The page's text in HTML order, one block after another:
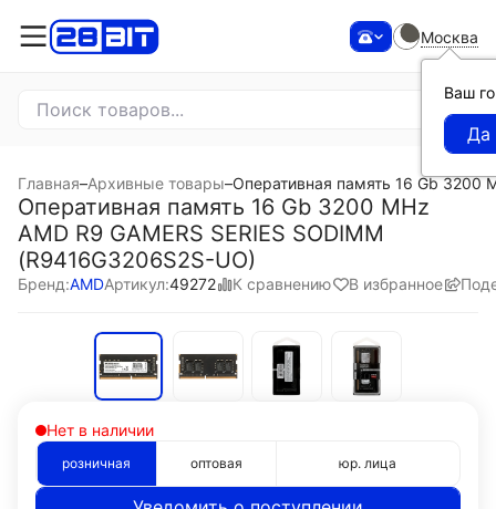
Москва
Ваш
Главная–Архивные товары–Оперативная память 16 Gb 3200
Оперативная память 16 Gb 3200 MHz
AMD R9 GAMERS SERIES SODIMM
(R9416G3206S2S-UO)
Бренд:AMDАртикул:49272 К сравнению В избранное
Нет в наличии
розничная оптовая юр. лица